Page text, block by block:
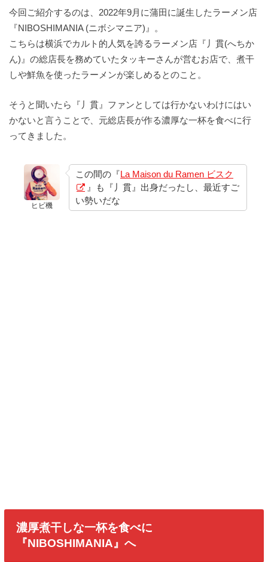
今回ご紹介するのは、2022年9月に蒲田に誕生したラーメン店
『NIBOSHIMANIA (ニボシマニア)』。
こちらは横浜でカルト的人気を誇るラーメン店『丿貫(へちか
ん)』の総店長を務めていたタッキーさんが営むお店で、煮干
しや鮮魚を使ったラーメンが楽しめるとのこと。
そうと聞いたら『丿貫』ファンとしては行かないわけにはい
かないと言うことで、元総店長が作る濃厚な一杯を食べに行
ってきました。
ヒビ機
この間の『La Maison du Ramen ビスク
』も『丿貫』出身だったし、最近すご
い勢いだな
濃厚煮干しな一杯を食べに
『NIBOSHIMANIA』へ